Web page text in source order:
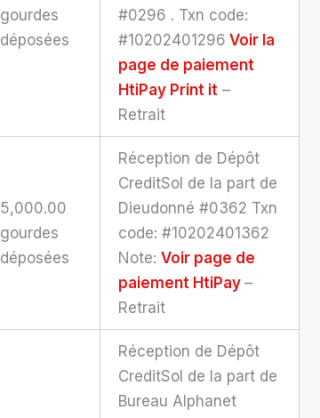
gourdes
déposées
#0296 . Txn code:
#10202401296 Voir la
page de paiement
HtiPay Print it –
Retrait
5,000.00
gourdes
déposées
Réception de Dépôt
CreditSol de la part de
Dieudonné #0362 Txn
code: #10202401362
Note: Voir page de
paiement HtiPay –
Retrait
Réception de Dépôt
CreditSol de la part de
Bureau Alphanet